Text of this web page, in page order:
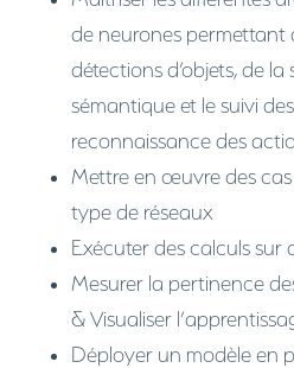
de neurones permettant
détections d’objets, de
sémantique et le suivi
reconnaissance des
Mettre en œuvre des
type de réseaux
Exécuter des calculs sur
Mesurer la pertinence
& Visualiser
Déployer un modèle en